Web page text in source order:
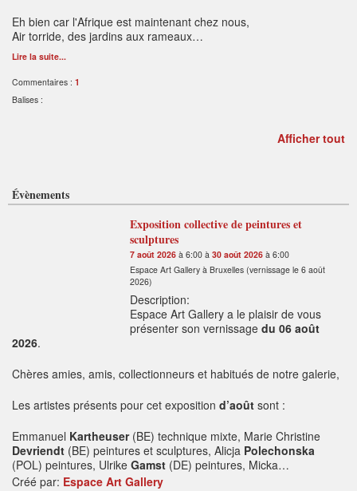
Eh bien car l'Afrique est maintenant chez nous,
Air torride, des jardins aux rameaux…
Lire la suite...
Commentaires : 1
Balises :
Afficher tout
Évènements
Exposition collective de peintures et
sculptures
7 août 2026à 6:00 à 30 août 2026à 6:00
Espace Art Gallery à Bruxelles (vernissage le 6 août
2026)
Description:
Espace Art Gallery a le plaisir de vous
présenter son vernissage du 06 août
2026.
Chères amies, amis, collectionneurs et habitués de notre galerie,
Les artistes présents pour cet exposition d’août sont :
Emmanuel Kartheuser(BE) technique mixte, Marie Christine
Devriendt (BE) peintures et sculptures, Alicja Polechonska
(POL) peintures, Ulrike Gamst (DE) peintures, Micka…
Créé par: Espace Art Gallery